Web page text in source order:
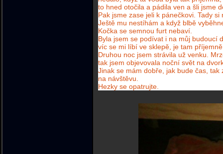
to hned otočila a pádila ven a šli jsme
Pak jsme zase jeli k pánečkovi. Tady
Ještě mu nestíhám a když blbě
Kočka se semnou furt nebaví.
Byla jsem se podívat i na můj budoucí
víc se mi líbí ve sklepě, je tam
Druhou noc jsem strávila už venku.
tak jsem objevovala noční svět na
Jinak se mám dobře, jak bude čas,
na návštěvu.
Hezky se opatrujte.